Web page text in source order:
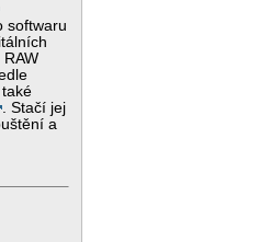
softwaru
. Stačí jej
a